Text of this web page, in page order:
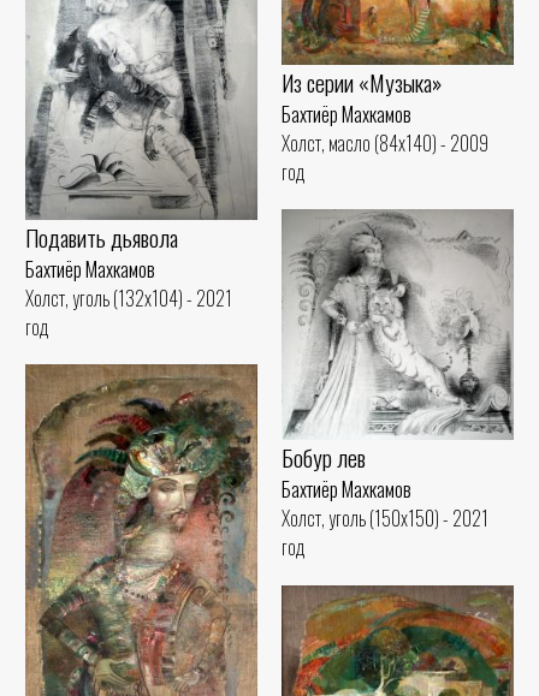
Подавить дьявола
Бахтиёр Махкамов
Холст, уголь (132x104) - 2021
год
Из серии «Музыка»
Бахтиёр Махкамов
Холст, масло (84x140) - 2009
год
Бобур лев
Бахтиёр Махкамов
Холст, уголь (150x150) - 2021
год